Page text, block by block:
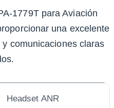
1779T para Aviación
una excelente
comunicaciones claras
Headset ANR